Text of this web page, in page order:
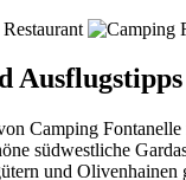
Ausflugstipps
Camping
südwestliche
und Olivenhainen